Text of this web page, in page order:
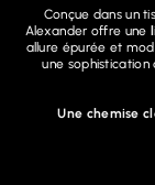
Conçue dans un
Alexander offre une
allure épurée et
une
Une chemise